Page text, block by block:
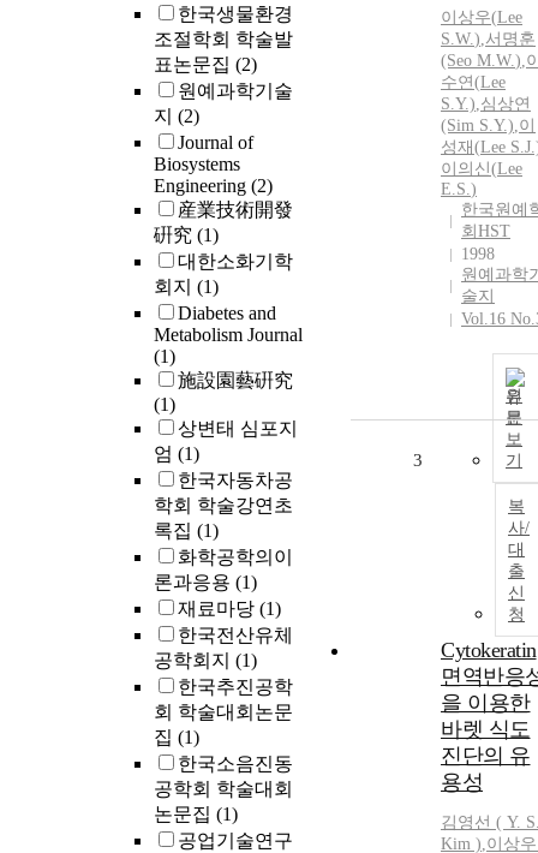
한국생물환경
조절학회 학술발
표논문집 (2)
원예과학기술
지 (2)
Journal of
Biosystems
Engineering (2)
産業技術開發
硏究 (1)
대한소화기학
회지 (1)
Diabetes and
Metabolism Journal
(1)
施設園藝硏究
(1)
상변태 심포지
엄 (1)
한국자동차공
학회 학술강연초
록집 (1)
화학공학의이
론과응용 (1)
재료마당 (1)
한국전산유체
공학회지 (1)
한국추진공학
회 학술대회논문
집 (1)
한국소음진동
공학회 학술대회
논문집 (1)
공업기술연구
이상우(Lee
S.W.),서명훈
(Seo M.W.),
수연(Lee
S.Y.),심상연
(Sim S.Y.),이
성재(Lee S.
이의신(Lee
E.S.)
한국원예
회HST
1998
원예과학
술지
Vol.16
원
문
보
기
복
사/
대
출
신
청
3
Cytokeratin
면역반응
을 이용한
바렛 식도
진단의 유
용성
김영선 ( Y.
Kim ),이상우